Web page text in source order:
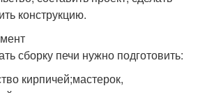
конструкцию.
сборку печи нужно подготовить:
кирпичей;мастерок,